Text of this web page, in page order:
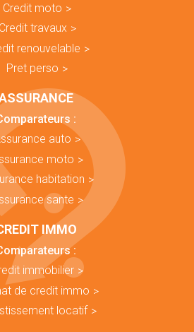
Credit moto
Credit travaux
renouvelable
Pret perso
:
auto
moto
habitation
sante
IMMO
:
immobilier
de credit immo
locatif